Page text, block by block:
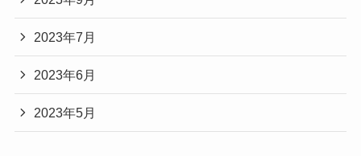
2023年7月
2023年6月
2023年5月